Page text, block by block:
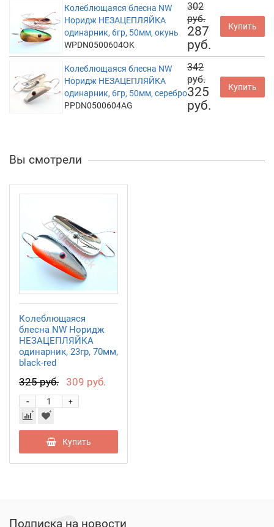
Колеблющаяся блесна NW
Норидж НЕЗАЦЕПЛЯЙКА
одинарник, 6гр, 50мм, окунь
WPDN0500604OK
302
руб.
287
руб.
Купить
Колеблющаяся блесна NW
Норидж НЕЗАЦЕПЛЯЙКА
одинарник, 6гр, 50мм, серебро
PPDN0500604AG
342
руб.
325
руб.
Купить
Вы смотрели
Колеблющаяся
блесна NW Норидж
НЕЗАЦЕПЛЯЙКА
одинарник, 23гр, 70мм,
black-red
325 руб. 309 руб.
+
-
Купить
Подписка на новости